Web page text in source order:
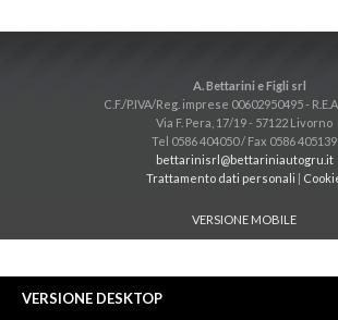
A. Bettarini e Figli srl
C.F./P.IVA/Reg. imprese 00602950495 -
Via F. Pera, 17/19 - 57122 Livorno
Tel 0586 404050 / Fax 0586 405139
bettarinisrl@bettariniautogru.it
Trattamento dati personali |
VERSIONE MOBILE
VERSIONE DESKTOP